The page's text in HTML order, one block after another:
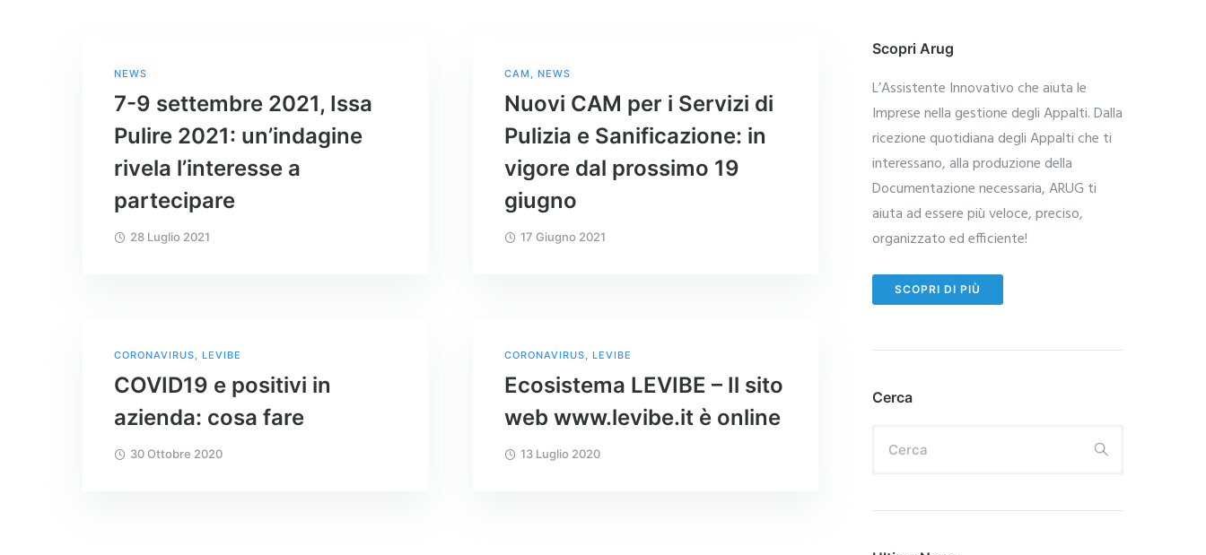
NEWS
7-9 settembre 2021, Issa
Pulire 2021: un’indagine
rivela l’interesse a
partecipare
28 Luglio 2021
CAM , NEWS
Nuovi CAM per i Servizi di
Pulizia e Sanificazione: in
vigore dal prossimo 19
giugno
17 Giugno 2021
CORONAVIRUS, LEVIBE
COVID19 e positivi in
azienda: cosa fare
30 Ottobre 2020
CORONAVIRUS, LEVIBE
Ecosistema LEVIBE – Il sito
web www.levibe.it è online
13 Luglio 2020
Scopri Arug
L’Assistente Innovativo che aiuta le
Imprese nella gestione degli Appalti. Dalla
ricezione quotidiana degli Appalti che ti
interessano, alla produzione della
Documentazione necessaria, ARUG ti
aiuta ad essere più veloce, preciso,
organizzato ed efficiente!
SCOPRI DI PIÙ
Cerca
Cerca